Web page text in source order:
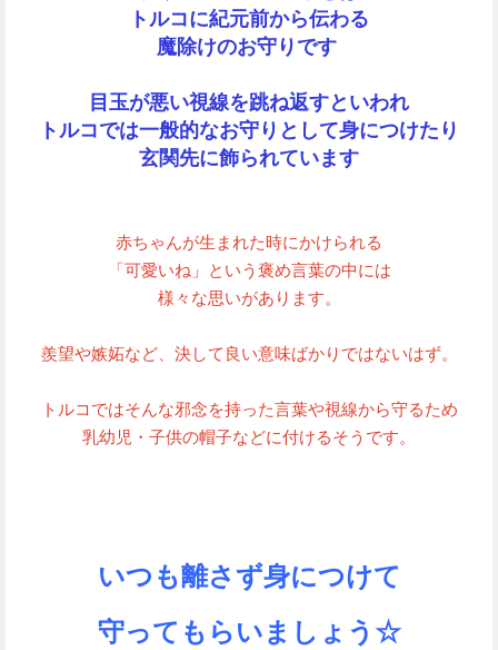
トルコに紀元前から伝わる
魔除けのお守りです
目玉が悪い視線を跳ね返すといわれ
トルコでは一般的なお守りとして身につけたり
玄関先に飾られています
赤ちゃんが生まれた時にかけられる
「可愛いね」という褒め言葉の中には
様々な思いがあります。
羨望や嫉妬など、決して良い意味ばかりではないはず。
トルコではそんな邪念を持った言葉や視線から守るため
乳幼児・子供の帽子などに付けるそうです。
いつも離さず身につけて
守ってもらいましょう☆